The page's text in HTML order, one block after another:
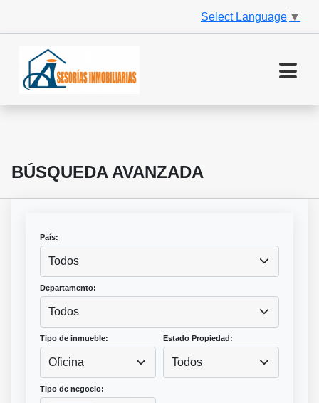
Select Language ▼
BÚSQUEDA AVANZADA
País:
Todos
Departamento:
Todos
Tipo de inmueble:
Oficina
Estado Propiedad:
Todos
Tipo de negocio: